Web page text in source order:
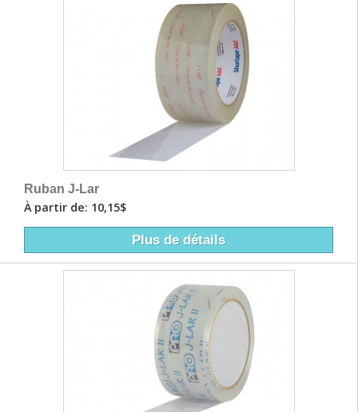
Ruban J-Lar
À partir de: 10,15$
Plus de détails